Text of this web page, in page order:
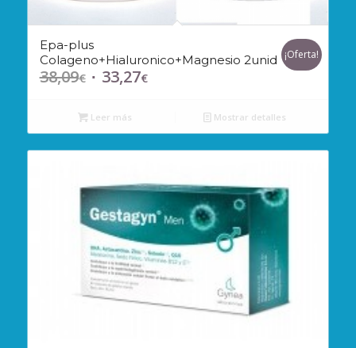
Epa-plus
Colageno+Hialuronico+Magnesio 2unid
38,09€ El
original
era:
38,09€.
33,27€El
es:
33,27€.
¡Oferta!
Leer más Mostrar detalles